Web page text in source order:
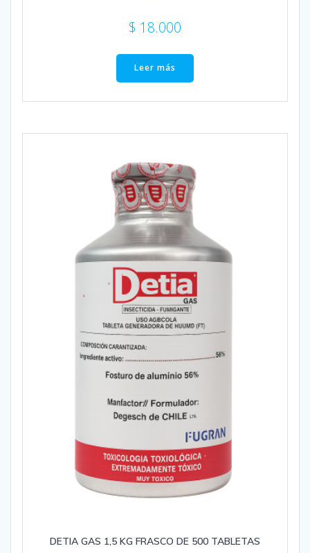
$ 18.000
Leer más
DETIA GAS 1,5 KG FRASCO DE 500 TABLETAS